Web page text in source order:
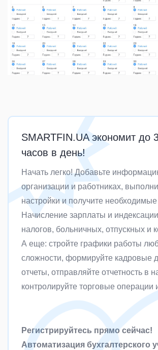
SMARTFIN.UA экономит до
часов в день!
Начать легко! Добавьте
организации и работниках,
настройки и получите
Начисление зарплаты и
налогов, больничных, отпускных и
А еще: стройте графики работы
сложности, формируйте кадровые
отчеты, отправляйте отчетность в
контролируйте торговые операции
Регистрируйтесь прямо сейчас!
Автоматизация бухгалтерского